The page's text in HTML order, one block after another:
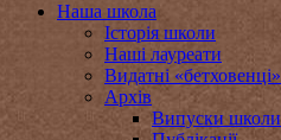
Наша школа
Історія школи
Наші лауреати
Видатні «бетховенці»
Архів
Випуски школи